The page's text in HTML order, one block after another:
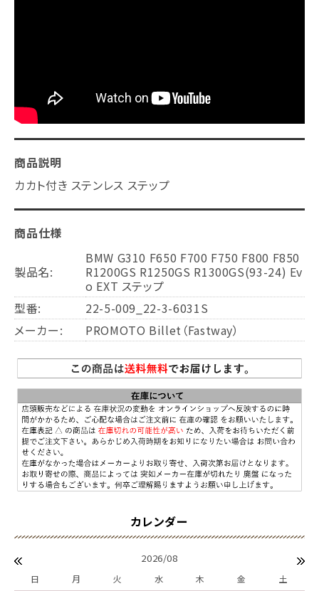
商品説明
カカト付き ステンレス ステップ
商品仕様
製品名:
BMW G310 F650 F700 F750 F800 F850
R1200GS R1250GS R1300GS(93-24) Ev
o EXT ステップ
型番:
22-5-009_22-3-6031S
メーカー:
PROMOTO Billet（Fastway）
2026/08
日 月 火 水 木 金 土